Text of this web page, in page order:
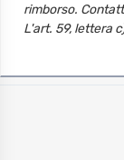
rimborso.
L'art. 59, lettera